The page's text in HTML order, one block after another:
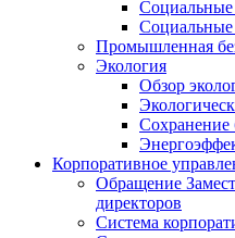
Промышленная
Экология
Обзор
Сохранение
Корпоративное
Обращение
директоров
Система